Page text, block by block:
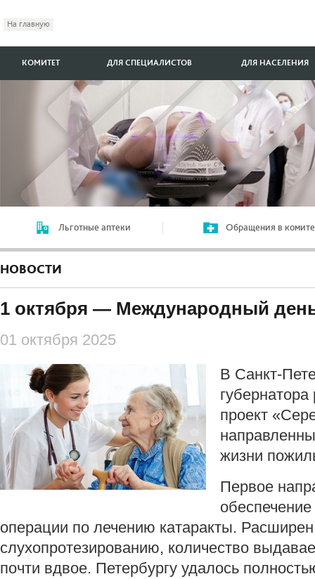
На главную
КОМИТЕТ ДЛЯ СПЕЦИАЛИСТОВ ДЛЯ НАСЕЛЕНИЯ
Льготные аптеки Обращения в
НОВОСТИ
1 октября — Международный
01 октября 2025
В Санкт-
проект
жизни
Первое
операции по лечению катаракты. Расширен
слухопротезированию, количество
почти вдвое. Петербургу удалось